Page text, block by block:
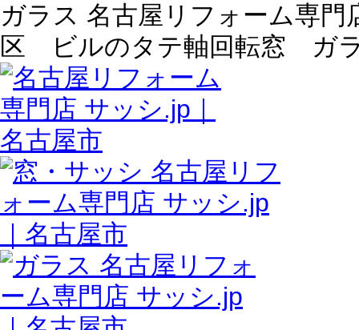
ガラス 名古屋リフォーム専
区 ビルのタテ軸回転窓 ガ